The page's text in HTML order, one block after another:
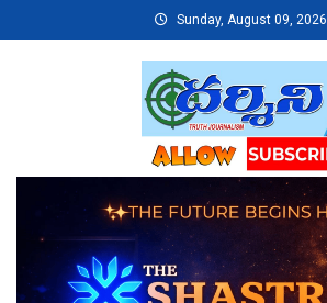
to
Sunday, August 09, 2026